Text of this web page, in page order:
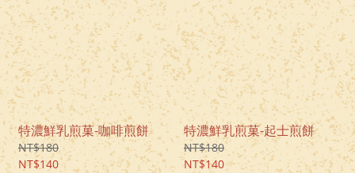
特濃鮮乳煎菓-咖啡煎餅
NT$180
NT$140
特濃鮮乳煎菓-起士煎餅
NT$180
NT$140